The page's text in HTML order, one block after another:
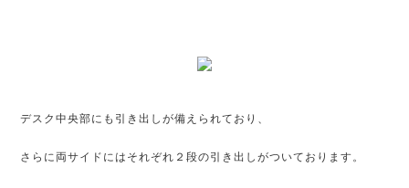
デスク中央部にも引き出しが備えられており、
さらに両サイドにはそれぞれ２段の引き出しがついております。